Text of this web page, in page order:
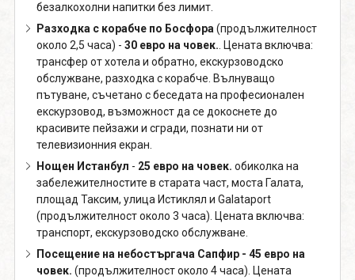
безалкохолни напитки без лимит.
Разходка с корабче по Босфора (продължителност
около 2,5 часа) - 30 евро на човек. . Цената включва:
трансфер от хотела и обратно, екскурзоводско
обслужване, разходка с корабче. Вълнуващо
пътуване, съчетано с беседата на професионален
екскурзовод, възможност да се докоснете до
красивите пейзажи и сгради, познати ни от
телевизионния екран.
Нощен Истанбул - 25 евро на човек. обиколка на
забележителностите в старата част, моста Галата,
площад Таксим, улица Истиклял и Galataport
(продължителност около 3 часа). Цената включва:
транспорт, екскурзоводско обслужване.
Посещение на небостъргача Сапфир - 45 евро на
човек. (продължителност около 4 часа). Цената